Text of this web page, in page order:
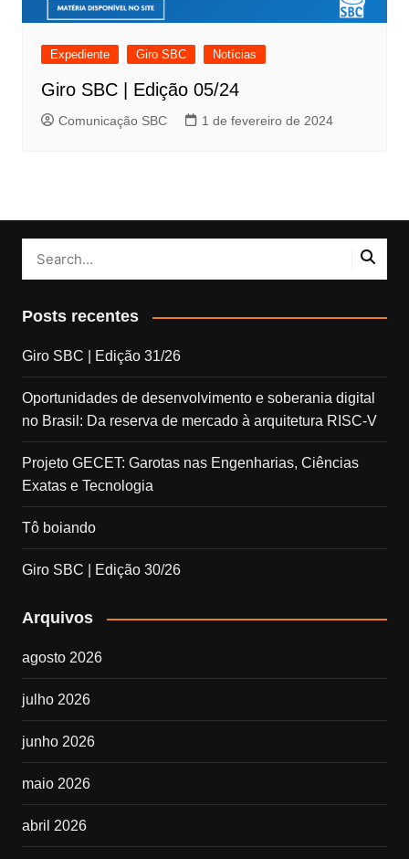
Expediente Giro SBC Notícias
Giro SBC | Edição 05/24
Comunicação SBC 1 de fevereiro de 2024
Posts recentes
Giro SBC | Edição 31/26
Oportunidades de desenvolvimento e soberania digital
no Brasil: Da reserva de mercado à arquitetura RISC-V
Projeto GECET: Garotas nas Engenharias, Ciências
Exatas e Tecnologia
Tô boiando
Giro SBC | Edição 30/26
Arquivos
agosto 2026
julho 2026
junho 2026
maio 2026
abril 2026